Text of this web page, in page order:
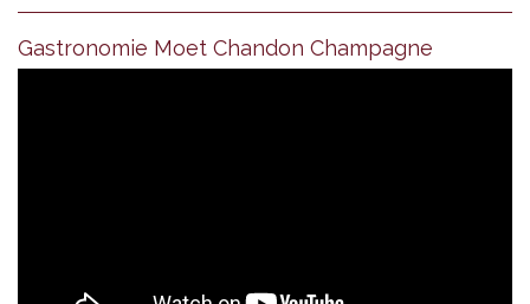
Gastronomie Moet Chandon Champagne